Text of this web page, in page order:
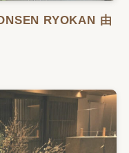
RYOKAN 由